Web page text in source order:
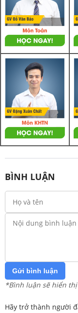
BÌNH LUẬN
Gửi bình luận
*Bình luận sẽ hiển
Hãy trở thành người